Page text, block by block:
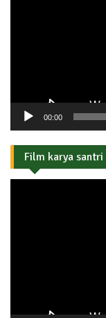
00:00
Film karya santri